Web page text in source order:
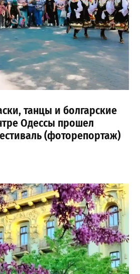
танцы и болгарские
Одессы прошел
(фоторепортаж)